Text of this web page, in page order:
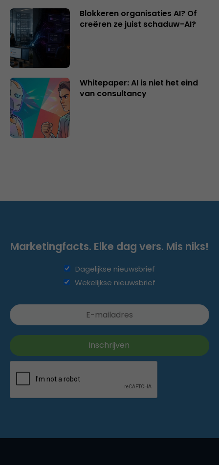
Blokkeren organisaties AI? Of
creëren ze juist schaduw-AI?
Whitepaper: AI is niet het eind
van consultancy
Marketingfacts. Elke dag vers. Mis niks!
Dagelijkse nieuwsbrief
Wekelijkse nieuwsbrief